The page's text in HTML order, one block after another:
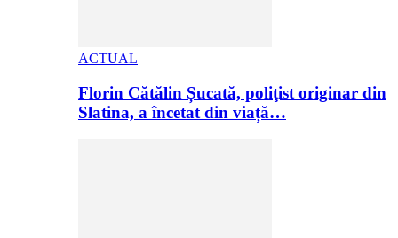
ACTUAL
Florin Cătălin Șucată, poliţist originar din
Slatina, a încetat din viață…